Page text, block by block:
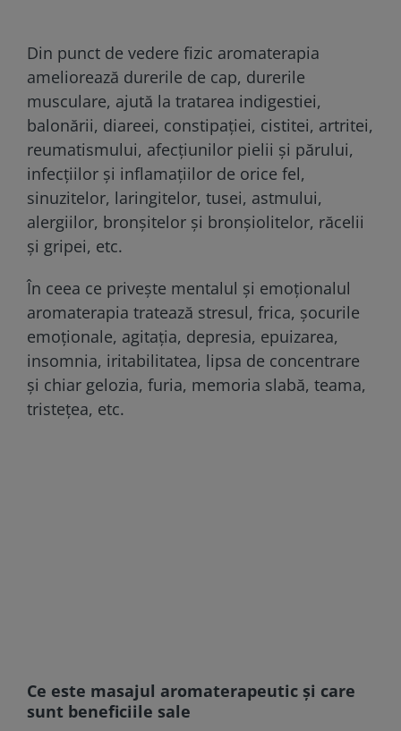
Din punct de vedere fizic aromaterapia
ameliorează durerile de cap, durerile
musculare, ajută la tratarea indigestiei,
balonării, diareei, constipației, cistitei, artritei,
reumatismului, afecțiunilor pielii și părului,
infecțiilor și inflamațiilor de orice fel,
sinuzitelor, laringitelor, tusei, astmului,
alergiilor, bronșitelor și bronșiolitelor, răcelii
și gripei, etc.
În ceea ce privește mentalul și emoționalul
aromaterapia tratează stresul, frica, șocurile
emoționale, agitația, depresia, epuizarea,
insomnia, iritabilitatea, lipsa de concentrare
și chiar gelozia, furia, memoria slabă, teama,
tristețea, etc.
Ce este masajul aromaterapeutic și care
sunt beneficiile sale